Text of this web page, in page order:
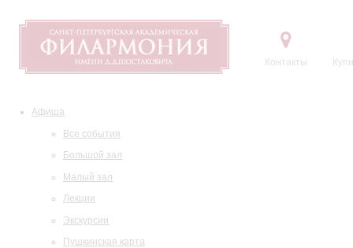
Контакты
Афиша
Все события
Большой зал
Малый зал
Лекции
Экскурсии
Пушкинская карта